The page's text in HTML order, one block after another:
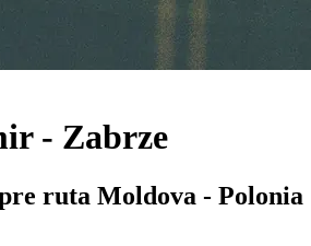
- Zabrze
ruta Moldova - Polonia